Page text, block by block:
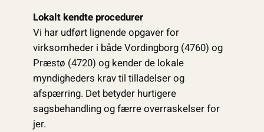
Lokalt kendte procedurer
Vi har udført lignende opgaver for
virksomheder i både Vordingborg (4760) og
Præstø (4720) og kender de lokale
myndigheders krav til tilladelser og
afspærring. Det betyder hurtigere
sagsbehandling og færre overraskelser for
jer.